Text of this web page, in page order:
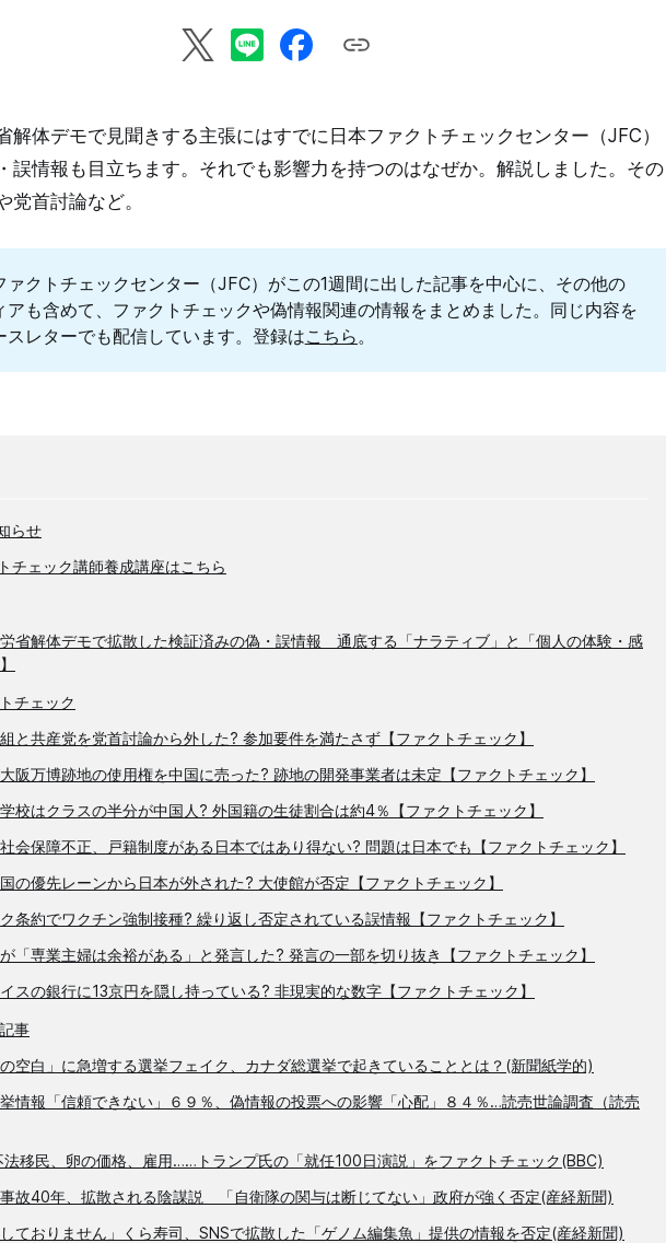
解体デモで見聞きする主張にはすでに日本ファクトチェックセンター（JFC）
誤情報も目立ちます。それでも影響力を持つのはなぜか。解説しました。その
党首討論など。
ァクトチェックセンター（JFC）がこの1週間に出した記事を中心に、その他の
アも含めて、ファクトチェックや偽情報関連の情報をまとめました。同じ内容を
スレターでも配信しています。登録はこちら。
らせ
チェック講師養成講座はこちら
省解体デモで拡散した検証済みの偽・誤情報 通底する「ナラティブ」と「個人の体験・感
チェック
と共産党を党首討論から外した? 参加要件を満たさず【ファクトチェック】
阪万博跡地の使用権を中国に売った? 跡地の開発事業者は未定【ファクトチェック】
校はクラスの半分が中国人? 外国籍の生徒割合は約4％【ファクトチェック】
会保障不正、戸籍制度がある日本ではあり得ない? 問題は日本でも【ファクトチェック】
の優先レーンから日本が外された? 大使館が否定【ファクトチェック】
条約でワクチン強制接種? 繰り返し否定されている誤情報【ファクトチェック】
「専業主婦は余裕がある」と発言した? 発言の一部を切り抜き【ファクトチェック】
スの銀行に13京円を隠し持っている? 非現実的な数字【ファクトチェック】
事
の空白」に急増する選挙フェイク、カナダ総選挙で起きていることとは？(新聞紙学的)
情報「信頼できない」６９％、偽情報の投票への影響「心配」８４％…読売世論調査（読売
法移民、卵の価格、雇用……トランプ氏の「就任100日演説」をファクトチェック(BBC)
故40年、拡散される陰謀説 「自衛隊の関与は断じてない」政府が強く否定(産経新聞)
しておりません」くら寿司、SNSで拡散した「ゲノム編集魚」提供の情報を否定(産経新聞)